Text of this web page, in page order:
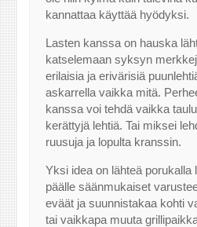
kannattaa käyttää hyödyksi.
Lasten kanssa on hauska
katselemaan syksyn
erilaisia ja erivärisiä
askarrella vaikka mitä.
kanssa voi tehdä vaikka
kerättyjä lehtiä. Tai miksei
ruusuja ja lopulta kranssin.
Yksi idea on lähteä porukalla
päälle säänmukaiset
eväät ja suunnistakaa kohti
tai vaikkapa muuta